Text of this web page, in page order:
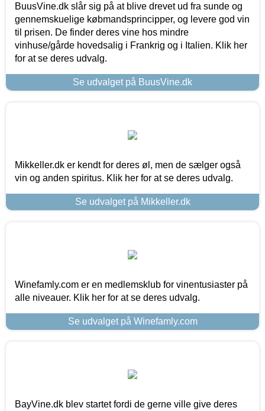
BuusVine.dk slår sig på at blive drevet ud fra sunde og
gennemskuelige købmandsprincipper, og levere god vin
til prisen. De finder deres vine hos mindre
vinhuse/gårde hovedsalig i Frankrig og i Italien. Klik her
for at se deres udvalg.
Se udvalget på BuusVine.dk
Mikkeller.dk er kendt for deres øl, men de sælger også
vin og anden spiritus. Klik her for at se deres udvalg.
Se udvalget på Mikkeller.dk
Winefamly.com er en medlemsklub for vinentusiaster på
alle niveauer. Klik her for at se deres udvalg.
Se udvalget på Winefamly.com
BayVine.dk blev startet fordi de gerne ville give deres